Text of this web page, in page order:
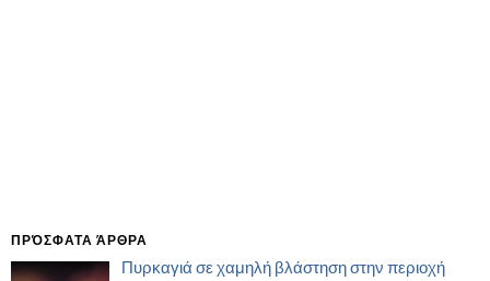
ΠΡΌΣΦΑΤΑ ΆΡΘΡΑ
Πυρκαγιά σε χαμηλή βλάστηση στην περιοχή